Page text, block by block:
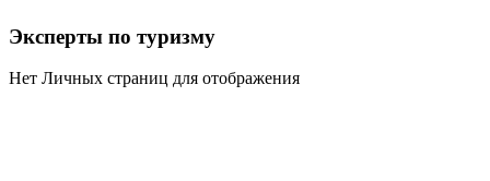
Эксперты по туризму
Нет Личных страниц для отображения